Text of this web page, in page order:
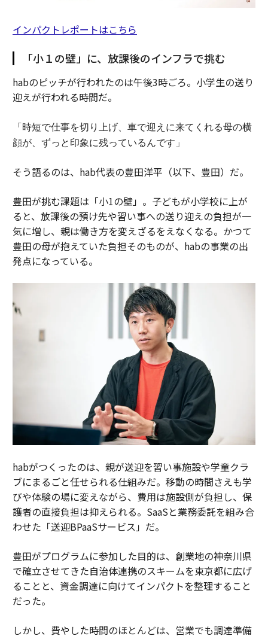
インパクトレポートはこちら
「小１の壁」に、放課後のインフラで挑む
habのピッチが行われたのは午後3時ごろ。小学生の送り
迎えが行われる時間だ。
「時短で仕事を切り上げ、車で迎えに来てくれる母の横
顔が、ずっと印象に残っているんです」
そう語るのは、hab代表の豊田洋平（以下、豊田）だ。
豊田が挑む課題は「小1の壁」。子どもが小学校に上が
ると、放課後の預け先や習い事への送り迎えの負担が一
気に増し、親は働き方を変えざるをえなくなる。かつて
豊田の母が抱えていた負担そのものが、habの事業の出
発点になっている。
habがつくったのは、親が送迎を習い事施設や学童クラ
ブにまるごと任せられる仕組みだ。移動の時間さえも学
びや体験の場に変えながら、費用は施設側が負担し、保
護者の直接負担は抑えられる。SaaSと業務委託を組み合
わせた「送迎BPaaSサービス」だ。
豊田がプログラムに参加した目的は、創業地の神奈川県
で確立させてきた自治体連携のスキームを東京都に広げ
ることと、資金調達に向けてインパクトを整理すること
だった。
しかし、費やした時間のほとんどは、営業でも調達準備